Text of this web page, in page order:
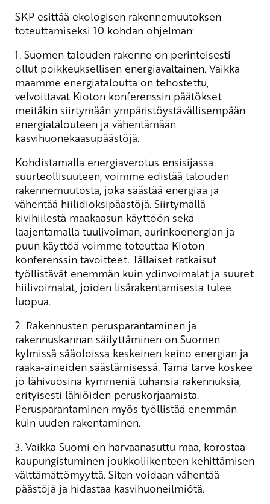
SKP esittää ekologisen rakennemuutoksen
toteuttamiseksi 10 kohdan ohjelman:
1. Suomen talouden rakenne on perinteisesti
ollut poikkeuksellisen energiavaltainen. Vaikka
maamme energiataloutta on tehostettu,
velvoittavat Kioton konferenssin päätökset
meitäkin siirtymään ympäristöystävällisempään
energiatalouteen ja vähentämään
kasvihuonekaasupäästöjä.
Kohdistamalla energiaverotus ensisijassa
suurteollisuuteen, voimme edistää talouden
rakennemuutosta, joka säästää energiaa ja
vähentää hiilidioksipäästöjä. Siirtymällä
kivihiilestä maakaasun käyttöön sekä
laajentamalla tuulivoiman, aurinkoenergian ja
puun käyttöä voimme toteuttaa Kioton
konferenssin tavoitteet. Tällaiset ratkaisut
työllistävät enemmän kuin ydinvoimalat ja suuret
hiilivoimalat, joiden lisärakentamisesta tulee
luopua.
2. Rakennusten perusparantaminen ja
rakennuskannan säilyttäminen on Suomen
kylmissä sääoloissa keskeinen keino energian ja
raaka-aineiden säästämisessä. Tämä tarve koskee
jo lähivuosina kymmeniä tuhansia rakennuksia,
erityisesti lähiöiden peruskorjaamista.
Perusparantaminen myös työllistää enemmän
kuin uuden rakentaminen.
3. Vaikka Suomi on harvaanasuttu maa, korostaa
kaupungistuminen joukkoliikenteen kehittämisen
välttämättömyyttä. Siten voidaan vähentää
päästöjä ja hidastaa kasvihuoneilmiötä.